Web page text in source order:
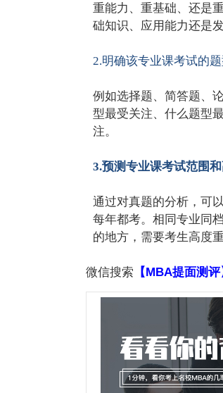
重能力、重基础、还是
础知识、应用能力还是
2.明确该专业课考试的
例如选择题、简答题、
型最受关注、什么题型
注。
3.预测专业课考试范围
通过对真题的分析，可
每年都考。相同专业同
的地方，需要考生高度重
微信搜索 【MBA提面测评